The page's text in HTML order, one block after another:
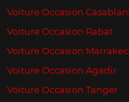
Voiture Occasion
Voiture Occasion Rabat
Voiture Occasion
Voiture Occasion Agadir
Voiture Occasion Tanger